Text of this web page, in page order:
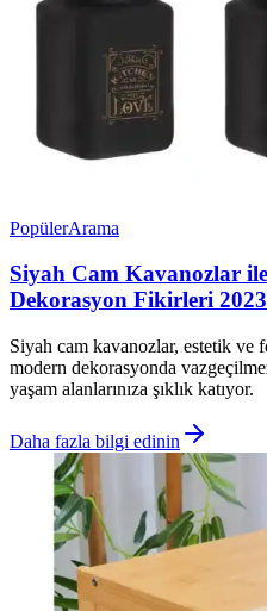
PopülerArama
Siyah Cam Kavanozlar
Dekorasyon Fikirleri 2023
Siyah cam kavanozlar, estetik ve
modern dekorasyonda
yaşam alanlarınıza şıklık katıyor.
Daha fazla bilgi edinin